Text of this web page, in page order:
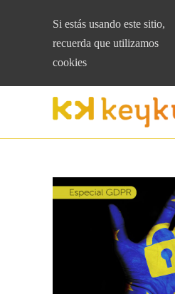
Si estás usando este sitio,
recuerda que utilizamos
cookies
Home
hacer si retiran el